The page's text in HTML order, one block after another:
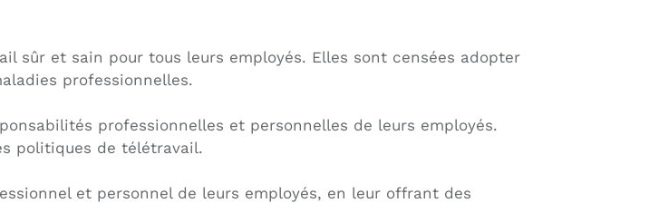
sûr et sain pour tous leurs employés. Elles sont censées adopter
professionnelles.
professionnelles et personnelles de leurs employés.
politiques de télétravail.
et personnel de leurs employés, en leur offrant des